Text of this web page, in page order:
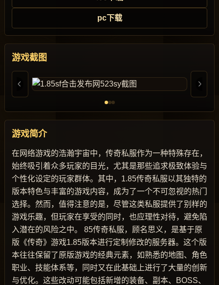
pc下载
游戏截图
游戏简介
在网络游戏的浩瀚宇宙中，传奇私服作为一种特殊存在，
始终吸引着众多玩家的目光，尤其是那些追求极致体验与
个性化设定的玩家群体。其中，1.85传奇私服以其独特的
版本特色与丰富的游戏内容，成为了一个不可忽视的热门
选择。然而，值得注意的是，尽管这类私服提供了别样的
游戏乐趣，但玩家在享受的同时，也应理性对待，避免陷
入潜在的风险之中。 85传奇私服，顾名思义，是基于原
版《传奇》游戏1.85版本进行定制修改的服务器。这个版
本往往保留了原版游戏的经典元素，如熟悉的地图、角色
职业、技能体系等，同时又在此基础上进行了大量的创新
与优化。这些改动可能包括新增的装备、副本、BOSS、